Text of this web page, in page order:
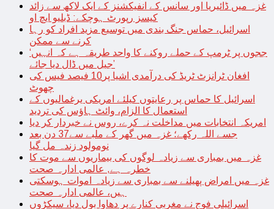
غزہ میں ڈائیریا اور سانس کے انفیکشنز کے ایک لاکھ سے زائد
کیسز رپورٹ ہوچکے: ڈبلیو ایچ او
اسرائیل، حماس جنگ بندی میں توسیع مزید افراد کو رہا
کرنے سے ممکن
‘ججوں پر ٹرمپ کے حملے روکنے کا واحد طریقہ ہے کہ انہیں
جیل میں ڈال دیا جائے’
افغان ٹرانزٹ ٹریڈ کی درآمدی اشیا پر10 فیصد فیس کی
چھوٹ
اسرائیل کا حماس پر رعایتوں کیلئے امریکی یرغمالیوں کے
استعمال کا الزام، وائٹ ہاؤس کی تردید
امریکہ انتخابات میں مداخلت نہ کرے، روس نے خبردار کر دیا
جسے اللہ رکھے؛ غزہ میں گھر کے ملبے سے37 دن بعد
نومولود زندہ مل گیا
غزہ میں بمباری سے زیادہ لوگوں کی بیماریوں سے موت کا
خطرہ ہے, عالمی ادارہ صحت
غزہ میں امراض پھیلنے سے بمباری سے زیادہ اموات ہوسکتی
ہیں، عالمی ادارہ صحت
اسرائیلی فوج نے مغربی کنارے پر دھاوا بول دیا، سیکڑوں